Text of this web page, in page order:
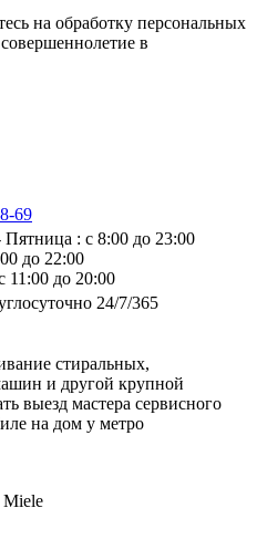
на обработку персональных
в
69
Пятница : с 8:00 до 23:00
до 22:00
11:00 до 20:00
24/7/365
стиральных,
и другой крупной
выезд мастера сервисного
на дом у метро
Miele